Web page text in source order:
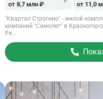
от 8,7 млн ₽ от 11,0
“Квартал Строгино” - жилой
компаний “Самолет” в
Ря...